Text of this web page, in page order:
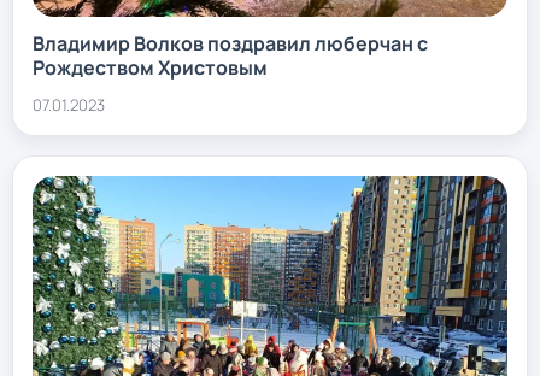
Владимир Волков поздравил люберчан с
Рождеством Христовым
07.01.2023